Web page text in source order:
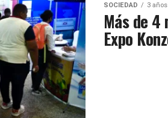
SOCIEDAD 3
Más de
Expo